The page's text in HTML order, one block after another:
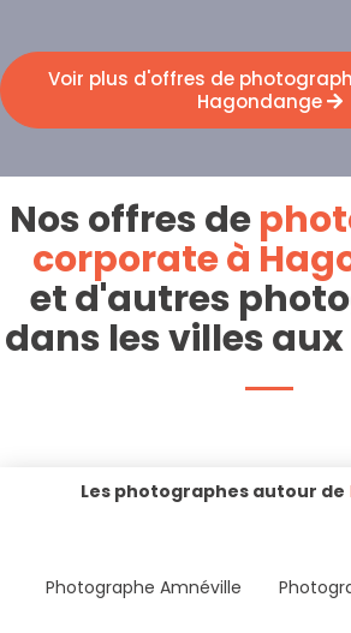
Voir plus d'offres de
Hagondange
Nos offres de
corporate à
et d'autres
dans les villes
Les photographes autour de
Photographe Amnéville